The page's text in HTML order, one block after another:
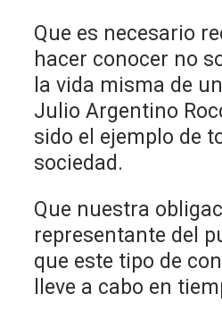
Que es necesario
hacer conocer no
la vida misma de
Julio Argentino
sido el ejemplo de
sociedad.
Que nuestra
representante del
que este tipo de
lleve a cabo en